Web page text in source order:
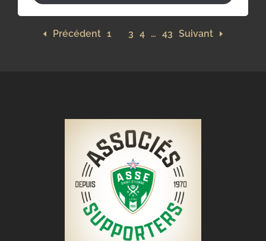
Précédent 1 3 4 … 43 Suivant